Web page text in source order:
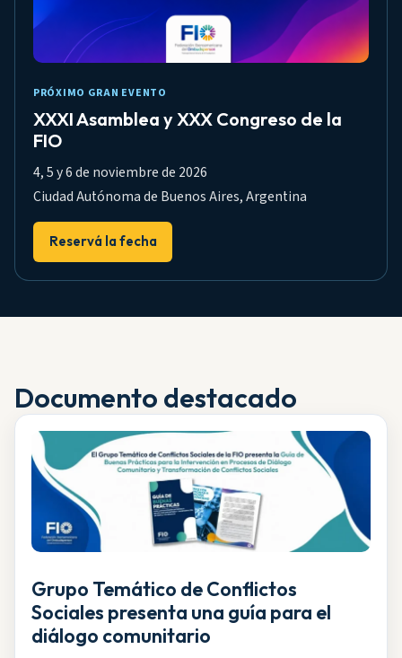
PRÓXIMO GRAN EVENTO
XXXI Asamblea y XXX Congreso de la
FIO
4, 5 y 6 de noviembre de 2026
Ciudad Autónoma de Buenos Aires, Argentina
Reservá la fecha
Documento destacado
Grupo Temático de Conflictos
Sociales presenta una guía para el
diálogo comunitario